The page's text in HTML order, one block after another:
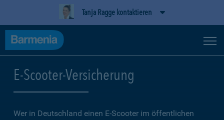
Tanja Ragge kontaktieren
E-Scooter-Versicherung
Wer in Deutschland einen E-Scooter im öffentlichen